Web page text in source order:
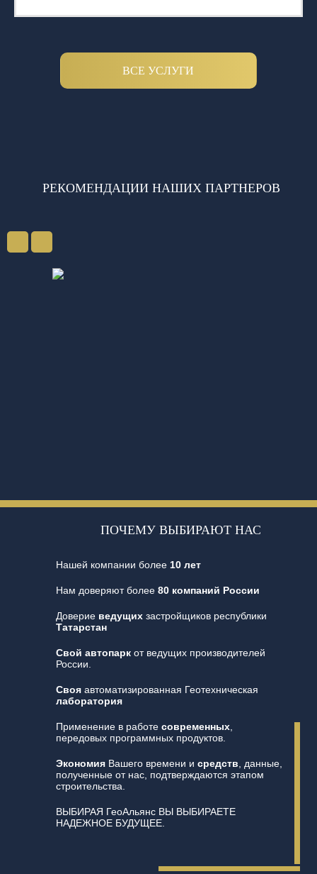
ВСЕ УСЛУГИ
РЕКОМЕНДАЦИИ НАШИХ ПАРТНЕРОВ
ПОЧЕМУ ВЫБИРАЮТ НАС
Нашей компании более 10 лет
Нам доверяют более 80 компаний России
Доверие ведущихзастройщиков республики
Татарстан
Свой автопаркот ведущих производителей
России.
Свояавтоматизированная Геотехническая
лаборатория
Применение в работе современных,
передовых программных продуктов.
ЭкономияВашего времени и средств, данные,
полученные от нас, подтверждаются этапом
строительства.
ВЫБИРАЯ ГеоАльянс ВЫ ВЫБИРАЕТЕ
НАДЕЖНОЕ БУДУЩЕЕ.